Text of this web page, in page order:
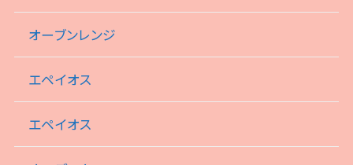
オーブンレンジ
エペイオス
エペイオス